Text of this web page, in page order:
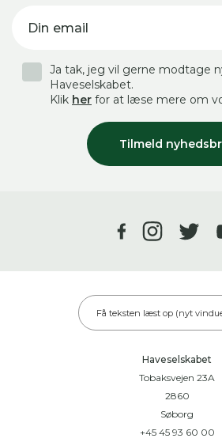
Din email
Tilmeld
Ja tak, jeg vil gerne modtage
Haveselskabet.
Klik her for at læse mere om
Få teksten læst op (nyt
Haveselskabet
Tobaksvejen 23A
2860
Søborg
+45 45 93 60 00